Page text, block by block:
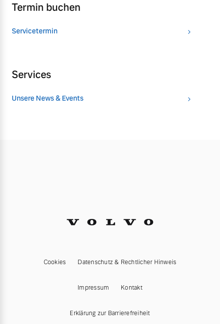
Termin buchen
Servicetermin
Services
Unsere News & Events
Cookies Datenschutz & Rechtlicher Hinweis
Impressum Kontakt
Erklärung zur Barrierefreiheit